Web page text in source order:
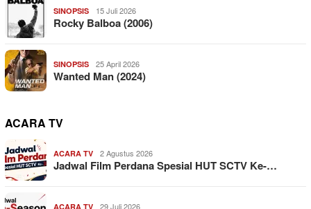
SINOPSIS 15 Juli 2026
Rocky Balboa (2006)
SINOPSIS 25 April 2026
Wanted Man (2024)
ACARA TV
ACARA TV 2 Agustus 2026
Jadwal Film Perdana Spesial HUT SCTV Ke-…
ACARA TV 29 Juli 2026